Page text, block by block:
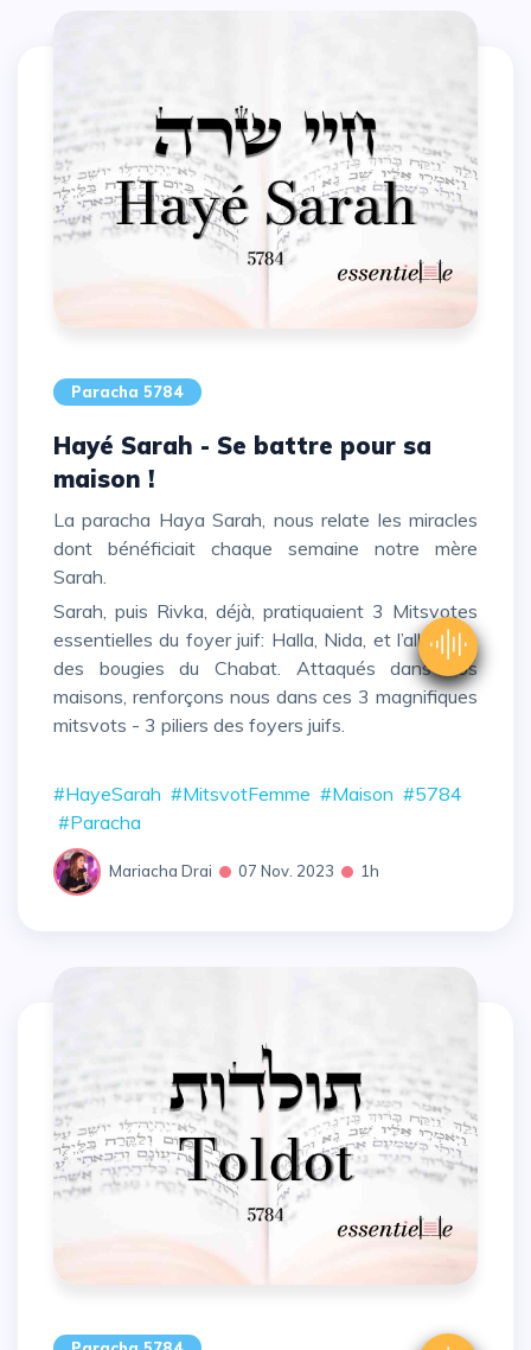
Paracha 5784
Hayé Sarah - Se battre pour sa
maison !
La paracha Haya Sarah, nous relate les miracles
dont bénéficiait chaque semaine notre mère
Sarah.
Sarah, puis Rivka, déjà, pratiquaient 3 Mitsvotes
essentielles du foyer juif: Halla, Nida, et l’allumage
des bougies du Chabat. Attaqués dans nos
maisons, renforçons nous dans ces 3 magnifiques
mitsvots - 3 piliers des foyers juifs.
#HayeSarah #MitsvotFemme #Maison #5784
#Paracha
Mariacha Drai 07 Nov. 2023 1h